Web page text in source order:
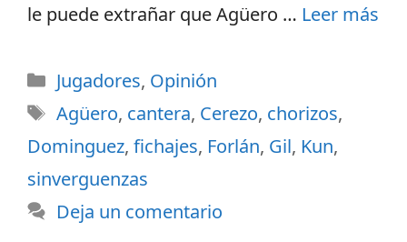
le puede extrañar que Agüero … Leer más
Jugadores, Opinión
Agüero, cantera, Cerezo, chorizos,
Dominguez, fichajes, Forlán, Gil, Kun,
sinverguenzas
Deja un comentario